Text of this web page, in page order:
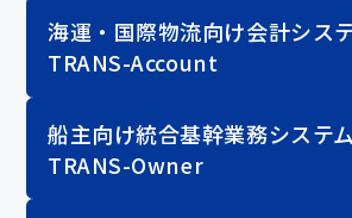
海運・国際物流向け会計シス
TRANS-Account
船主向け統合基幹業務システム
TRANS-Owner